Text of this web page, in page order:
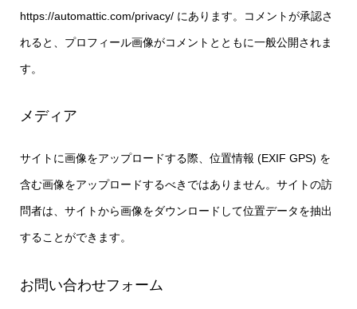
https://automattic.com/privacy/ にあります。コメントが承認さ
れると、プロフィール画像がコメントとともに一般公開されま
す。
メディア
サイトに画像をアップロードする際、位置情報 (EXIF GPS) を
含む画像をアップロードするべきではありません。サイトの訪
問者は、サイトから画像をダウンロードして位置データを抽出
することができます。
お問い合わせフォーム